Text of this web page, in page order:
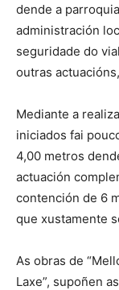
dende a
administración
seguridade do
outras
Mediante a
iniciados fai
4,00 metros
actuación
contención de 6
que xustamente
As obras de
Laxe”, supoñen